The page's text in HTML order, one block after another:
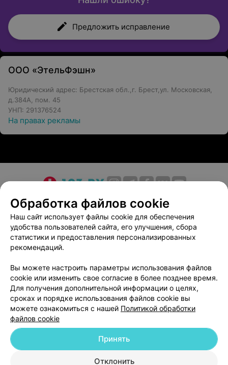
Предложить исправление
ООО «ЭтельФэшн»
Юридический адрес: Брестская обл.,г. Брест,ул. Московская,
д.384А, пом. 45
УНП: 291376524
На правах рекламы
О проекте Новости проекта
Размещение рекламы
Медицинский маркетинг
Публичный договор
Пользовательское соглашение
Способы оплаты
Вакансии
Партнеры
Написать в поддержку
Персональные настройки cookie
Обработка персональных данных
Обработка файлов cookie
Наш сайт использует файлы cookie для обеспечения
удобства пользователей сайта, его улучшения, сбора
статистики и предоставления персонализированных
рекомендаций.
Вы можете настроить параметры использования файлов
cookie или изменить свое согласие в более позднее время.
Для получения дополнительной информации о целях,
сроках и порядке использования файлов cookie вы
можете ознакомиться с нашей Политикой обработки
файлов cookie
Отклонить
Принять